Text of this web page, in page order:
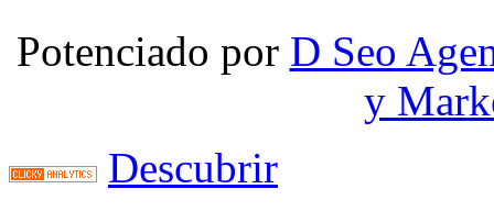
Potenciado por D Seo
y
Descubrir